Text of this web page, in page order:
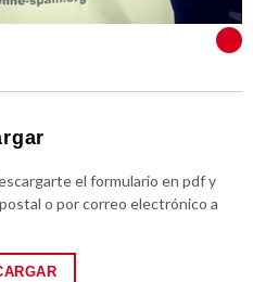
el formulario en pdf y
o por correo electrónico a